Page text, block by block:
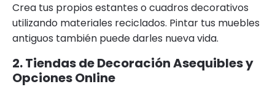
Crea tus propios estantes o cuadros decorativos
utilizando materiales reciclados. Pintar tus muebles
antiguos también puede darles nueva vida.
2. Tiendas de Decoración Asequibles y
Opciones Online